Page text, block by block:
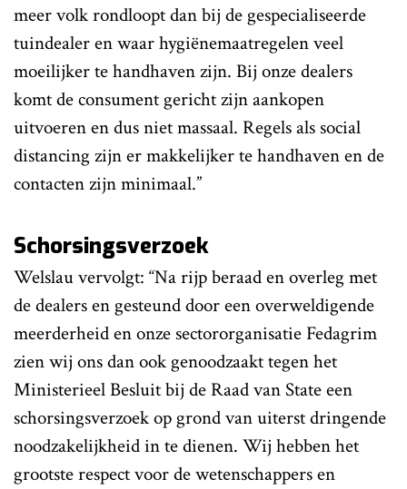
meer volk rondloopt dan bij de gespecialiseerde
tuindealer en waar hygiënemaatregelen veel
moeilijker te handhaven zijn. Bij onze dealers
komt de consument gericht zijn aankopen
uitvoeren en dus niet massaal. Regels als social
distancing zijn er makkelijker te handhaven en de
contacten zijn minimaal.”
Schorsingsverzoek
Welslau vervolgt: “Na rijp beraad en overleg met
de dealers en gesteund door een overweldigende
meerderheid en onze sectororganisatie Fedagrim
zien wij ons dan ook genoodzaakt tegen het
Ministerieel Besluit bij de Raad van State een
schorsingsverzoek op grond van uiterst dringende
noodzakelijkheid in te dienen. Wij hebben het
grootste respect voor de wetenschappers en